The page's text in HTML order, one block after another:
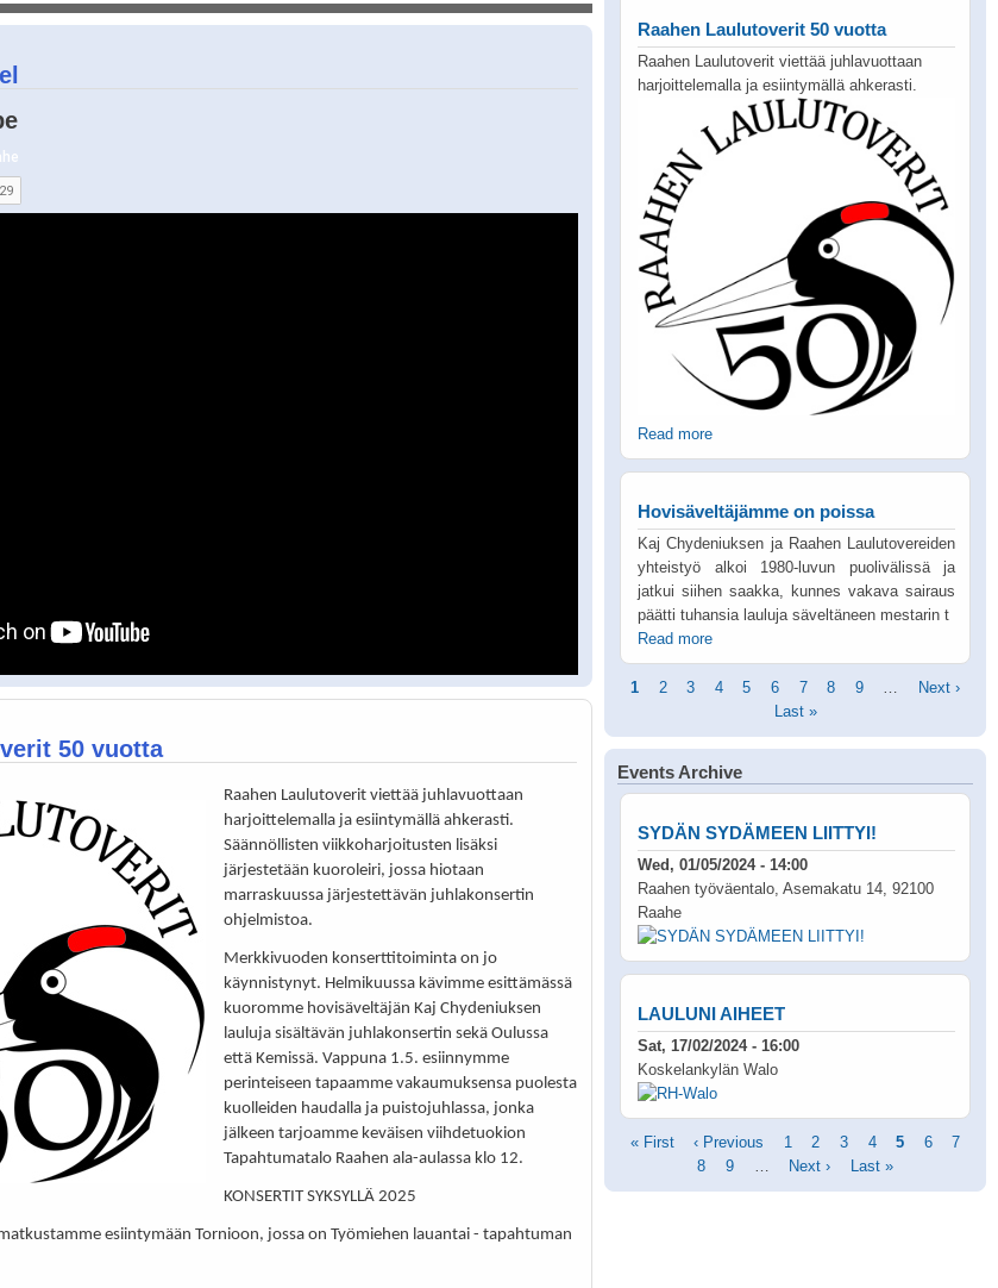
50 vuotta
Raahen Laulutoverit viettää juhlavuottaan
harjoittelemalla ja esiintymällä ahkerasti.
Säännöllisten viikkoharjoitusten lisäksi
järjestetään kuoroleiri, jossa hiotaan
marraskuussa järjestettävän juhlakonsertin
ohjelmistoa.
Merkkivuoden konserttitoiminta on jo
käynnistynyt. Helmikuussa kävimme esittämässä
kuoromme hovisäveltäjän Kaj Chydeniuksen
lauluja sisältävän juhlakonsertin sekä Oulussa
että Kemissä. Vappuna 1.5. esiinnymme
perinteiseen tapaamme vakaumuksensa puolesta
kuolleiden haudalla ja puistojuhlassa, jonka
jälkeen tarjoamme keväisen viihdetuokion
Tapahtumatalo Raahen ala-aulassa klo 12.
KONSERTIT SYKSYLLÄ 2025
esiintymään Tornioon, jossa on Työmiehen lauantai - tapahtuman
Raahen Laulutoverit 50 vuotta
Raahen Laulutoverit viettää juhlavuottaan
harjoittelemalla ja esiintymällä ahkerasti.
Read more
Hovisäveltäjämme on poissa
Kaj Chydeniuksen ja Raahen Laulutovereiden
yhteistyö alkoi 1980-luvun puolivälissä ja
jatkui siihen saakka, kunnes vakava sairaus
päätti tuhansia lauluja säveltäneen mestarin t
Read more
Pagination
Current
1 Page
2 Page
3 Page
4 Page
5 Page
6 Page
7 Page
8 Page
9 …
Next
Next ›
Last
page
Last »
Events Archive
SYDÄN SYDÄMEEN LIITTYI!
Wed, 01/05/2024 - 14:00
Raahen työväentalo, Asemakatu 14, 92100
Raahe
LAULUNI AIHEET
Sat, 17/02/2024 - 16:00
Koskelankylän Walo
Pagination
First
« First
Previous
page
‹ Previous Page
1 Page
2 Page
3 Page
4
Current
5 Page
6 Page
7
Page
8 Page
9 …
Next
page
Next ›
Last
page
Last »